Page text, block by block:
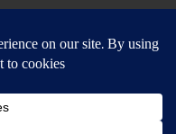
جميع الحقوق محفوظة ولا يسمح
الموقع إلا بعد الحصول